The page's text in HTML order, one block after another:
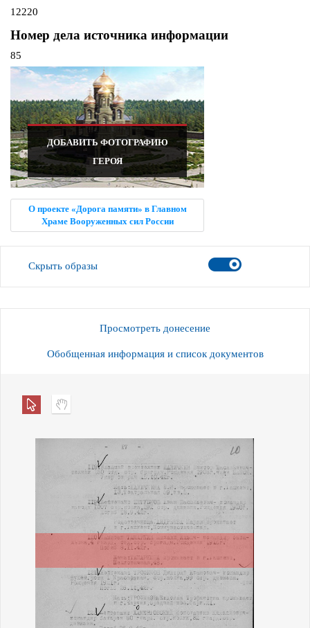
12220
Номер дела источника информации
85
ДОБАВИТЬ ФОТОГРАФИЮ
ГЕРОЯ
О проекте «Дорога памяти» в Главном
Храме Вооруженных сил России
Скрыть образы
Просмотреть донесение
Обобщенная информация и список документов